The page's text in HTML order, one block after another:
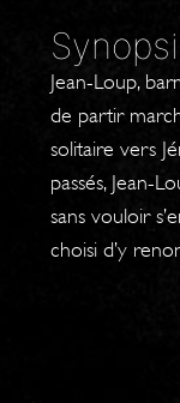
Jean-Loup,
de partir
solitaire vers
passés, Jean-
sans vouloir
choisi d’y